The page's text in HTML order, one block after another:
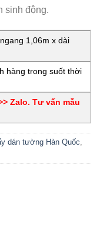
sinh động.
1,06m x dài
hàng trong suốt thời
Zalo. Tư vấn mẫu
dán tường Hàn Quốc